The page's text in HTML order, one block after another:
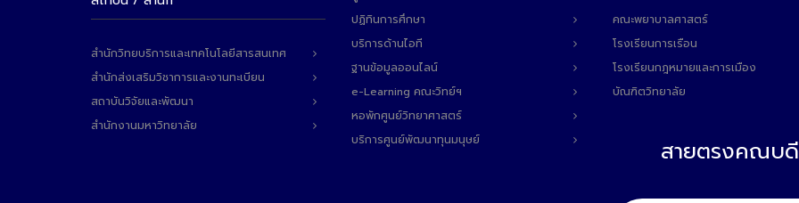
สำนักวิทยบริการและเทคโนโลยีสารสนเทศ
สำนักส่งเสริมวิชาการและงานทะเบียน
สถาบันวิจัยและพัฒนา
สำนักงานมหาวิทยาลัย
ปฏิทินการศึกษา
บริการด้านไอที
ฐานข้อมูลออนไลน์
e-Learning คณะวิทย์ฯ
หอพักศูนย์วิทยาศาสตร์
บริการศูนย์พัฒนาทุนมนุษย์
คณะพยาบาลศาสตร์
โรงเรียนการเรือน
โรงเรียนกฎหมายและการเมือง
บัณฑิตวิทยาลัย
สายตรงคณบดี